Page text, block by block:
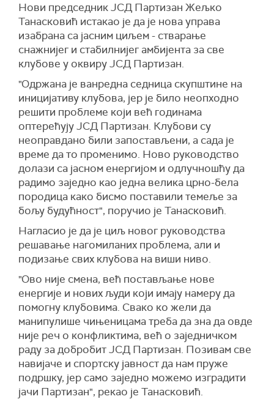
Нови председник ЈСД Партизан Жељко
Танасковић истакао је да је нова управа
изабрана са јасним циљем - стварање
снажнијег и стабилнијег амбијента за све
клубове у оквиру ЈСД Партизан.
"Одржана је ванредна седница скупштине на
иницијативу клубова, јер је било неопходно
решити проблеме који већ годинама
оптерећују ЈСД Партизан. Клубови су
неоправдано били запостављени, а сада је
време да то променимо. Ново руководство
долази са јасном енергијом и одлучношћу да
радимо заједно као једна велика црно-бела
породица како бисмо поставили темеље за
бољу будућност", поручио је Танасковић.
Нагласио је да је циљ новог руководства
решавање нагомиланих проблема, али и
подизање свих клубова на виши ниво.
"Ово није смена, већ постављање нове
енергије и нових људи који имају намеру да
помогну клубовима. Свако ко жели да
манипулише чињеницама треба да зна да овде
није реч о конфликтима, већ о заједничком
раду за добробит ЈСД Партизан. Позивам све
навијаче и спортску јавност да нам пруже
подршку, јер само заједно можемо изградити
јачи Партизан", рекао је Танасковић.